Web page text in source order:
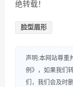
绝转载！
脸型眉形
声明:本网站尊重
例》，如果我们
们，我们会及时删